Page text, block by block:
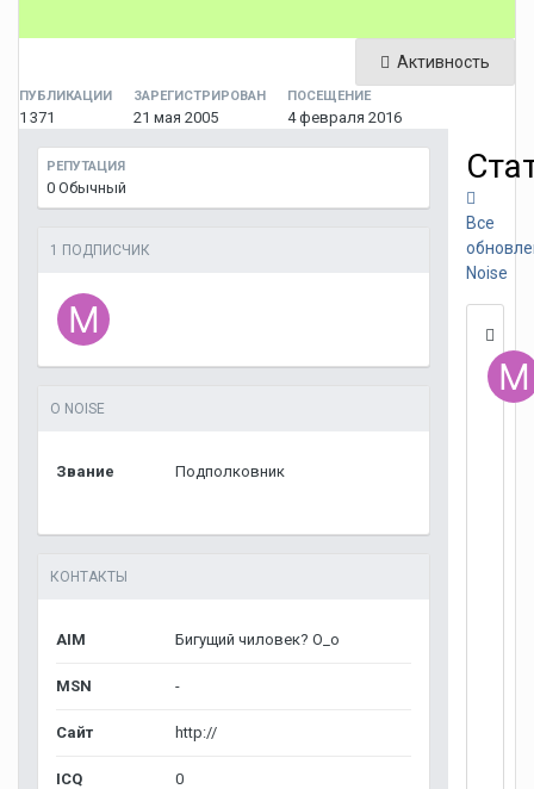
Активность
ПУБЛИКАЦИИ
1 371
ЗАРЕГИСТРИРОВАН
21 мая 2005
ПОСЕЩЕНИЕ
4 февраля 2016
РЕПУТАЦИЯ
0 Обычный
1 ПОДПИСЧИК
О NOISE
Звание Подполковник
КОНТАКТЫ
AIM Бигущий чиловек? О_о
MSN -
Сайт http://
ICQ 0
Все
Noise